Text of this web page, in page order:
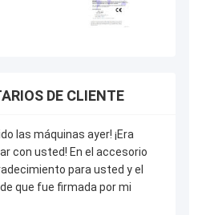
DE CLIENTE
las máquinas ayer! ¡Era
con usted! En el accesorio
para usted y el
que fue firmada por mi